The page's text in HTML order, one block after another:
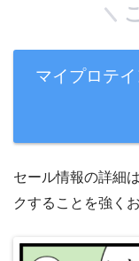
マイプロテ
セール情報の詳細
クすることを強く